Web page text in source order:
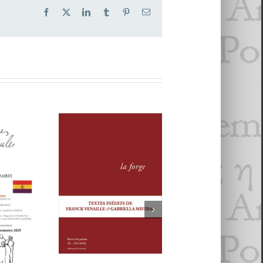
Facebook LinkedInTumblr PinterestEmail
FORGE, # 5
Revue
#6